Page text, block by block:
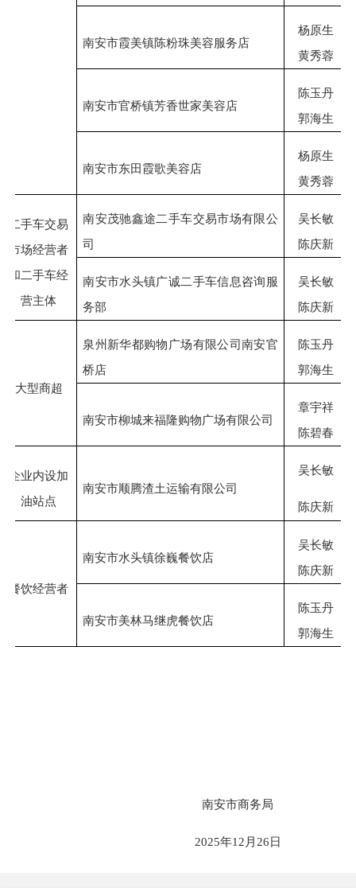
南安市霞美镇陈粉珠美容服务店
杨原生
黄秀蓉
南安市官桥镇芳香世家美容店
陈玉丹
郭海生
南安市东田霞歌美容店
杨原生
黄秀蓉
二手车交易
市场经营者
和二手车经
营主体
南安茂驰鑫途二手车交易市场有限公
司
吴长敏
陈庆新
南安市水头镇广诚二手车信息咨询服
务部
吴长敏
陈庆新
大型商超
泉州新华都购物广场有限公司南安官
桥店
陈玉丹
郭海生
南安市柳城来福隆购物广场有限公司
章宇祥
陈碧春
企业内设加
油站点
南安市顺腾渣土运输有限公司
吴长敏
陈庆新
餐饮经营者
南安市水头镇徐巍餐饮店
吴长敏
陈庆新
南安市美林马继虎餐饮店
陈玉丹
郭海生
南安市商务局
2025年12 月 26日